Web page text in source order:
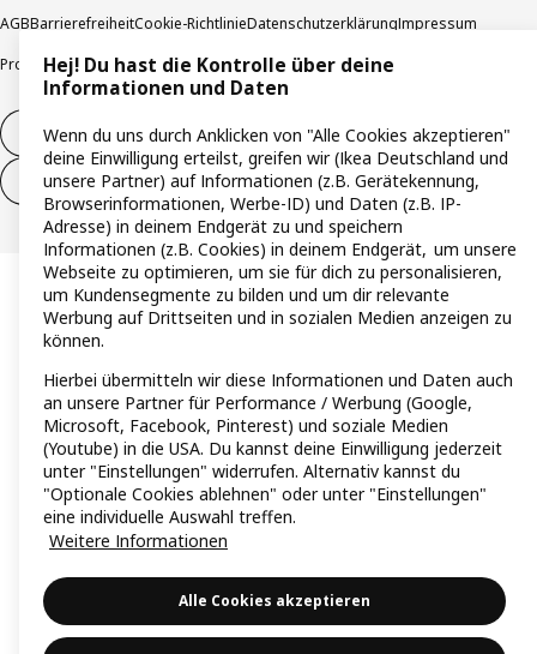
AGBBarrierefreiheitCookie-RichtlinieDatenschutzerklärungImpressum
Produktrückrufe Responsible DisclosureVertrauensstelle
Vertrag widerrufen
Vertrag widerrufen (Services & Leistungen)
Hej! Du hast die Kontrolle über deine
Informationen und Daten
Wenn du uns durch Anklicken von "Alle Cookies akzeptieren"
deine Einwilligung erteilst, greifen wir (Ikea Deutschland und
unsere Partner) auf Informationen (z.B. Gerätekennung,
Browserinformationen, Werbe-ID) und Daten (z.B. IP-
Adresse) in deinem Endgerät zu und speichern
Informationen (z.B. Cookies) in deinem Endgerät, um unsere
Webseite zu optimieren, um sie für dich zu personalisieren,
um Kundensegmente zu bilden und um dir relevante
Werbung auf Drittseiten und in sozialen Medien anzeigen zu
können.
Hierbei übermitteln wir diese Informationen und Daten auch
an unsere Partner für Performance / Werbung (Google,
Microsoft, Facebook, Pinterest) und soziale Medien
(Youtube) in die USA. Du kannst deine Einwilligung jederzeit
unter "Einstellungen" widerrufen. Alternativ kannst du
"Optionale Cookies ablehnen" oder unter "Einstellungen"
eine individuelle Auswahl treffen.
Weitere Informationen
Alle Cookies akzeptieren